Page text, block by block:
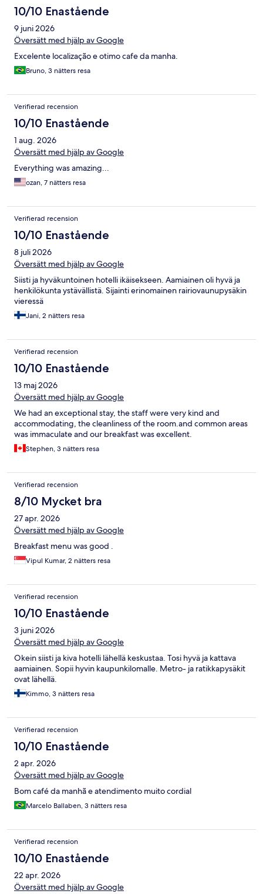
10/10 Enastående
9 juni 2026
Översätt med hjälp av Google
Excelente localização e otimo cafe da manha.
Bruno, 3 nätters resa
Verifierad recension
10/10 Enastående
1 aug. 2026
Översätt med hjälp av Google
Everything was amazing...
ozan, 7 nätters resa
Verifierad recension
10/10 Enastående
8 juli 2026
Översätt med hjälp av Google
Siisti ja hyväkuntoinen hotelli ikäisekseen. Aamiainen oli hyvä ja
henkilökunta ystävällistä. Sijainti erinomainen rairiovaunupysäkin
vieressä
Jani, 2 nätters resa
Verifierad recension
10/10 Enastående
13 maj 2026
Översätt med hjälp av Google
We had an exceptional stay, the staff were very kind and
accommodating, the cleanliness of the room.and common areas
was immaculate and our breakfast was excellent.
Stephen, 3 nätters resa
Verifierad recension
8/10 Mycket bra
27 apr. 2026
Översätt med hjälp av Google
Breakfast menu was good .
Vipul Kumar, 2 nätters resa
Verifierad recension
10/10 Enastående
3 juni 2026
Översätt med hjälp av Google
Okein siisti ja kiva hotelli lähellä keskustaa. Tosi hyvä ja kattava
aamiainen. Sopii hyvin kaupunkilomalle. Metro- ja ratikkapysäkit
ovat lähellä.
Kimmo, 3 nätters resa
Verifierad recension
10/10 Enastående
2 apr. 2026
Översätt med hjälp av Google
Bom café da manhã e atendimento muito cordial
Marcelo Ballaben, 3 nätters resa
Verifierad recension
10/10 Enastående
22 apr. 2026
Översätt med hjälp av Google